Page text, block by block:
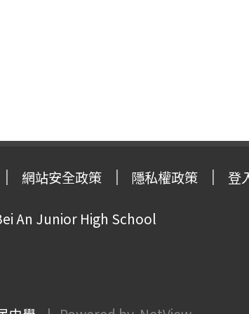
網站安全政策 隱私權政策 登
An Junior High School